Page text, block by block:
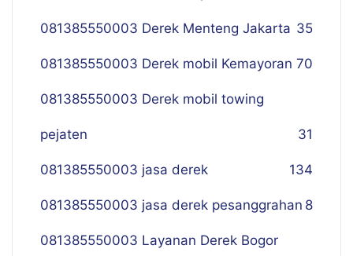
081385550003 Derek Menteng Jakarta 35
081385550003 Derek mobil Kemayoran 70
081385550003 Derek mobil towing
pejaten 31
081385550003 jasa derek 134
081385550003 jasa derek pesanggrahan 8
081385550003 Layanan Derek Bogor